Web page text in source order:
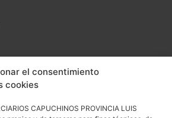
el consentimiento
cookies
CAPUCHINOS PROVINCIA LUIS